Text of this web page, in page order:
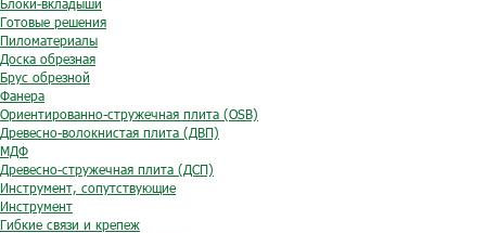
Блоки-вкладыши
Готовые решения
Пиломатериалы
Доска обрезная
Брус обрезной
Фанера
Ориентированно-стружечная плита (OSB)
Древесно-волокнистая плита (ДВП)
МДФ
Древесно-стружечная плита (ДСП)
Инструмент, сопутствующие
Инструмент
Гибкие связи и крепеж